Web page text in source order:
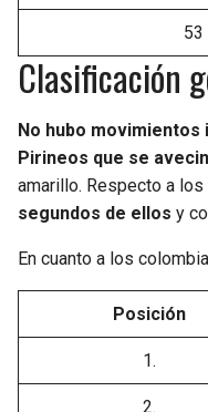
53
Clasificación
No hubo
Pirineos que se
amarillo. Respecto a
segundos de ellos y
En cuanto a los
Posición
1.
2.